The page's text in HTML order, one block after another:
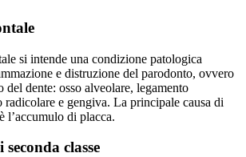
si intende una condizione patologica
e distruzione del parodonto, ovvero
del dente: osso alveolare, legamento
radicolare e gengiva. La principale causa di
l’accumulo di placca.
classe